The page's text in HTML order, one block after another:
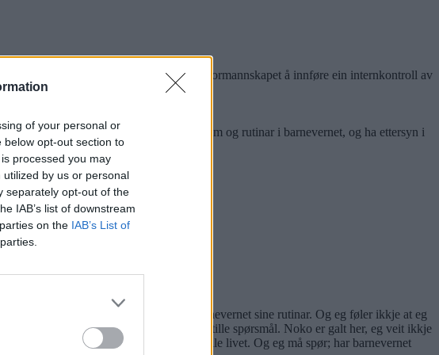
of your personal or
opt-out section to
processed you may
by us or personal
separately opt-out of the
IAB’s list of downstream
on the IAB’s List of
og kommunen. Tysdag vedtok formannskapet å innføre ein internkontroll av
ungane og foreldra.
inn for seint.
vere med på ein gjennomgang av system og rutinar i barnevernet, og ha ettersyn i
øvste instans;
fått telefonar kvar veke, som går på barnevernet sine rutinar. Og eg føler ikkje at eg
må me ta det alvorleg og stille spørsmål. Noko er galt her, eg veit ikkje
djuptliggande og fælt. Me er foreldre heile livet. Og eg må spør; har barnevernet